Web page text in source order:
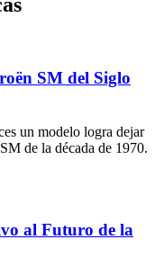
SM del Siglo
un modelo logra dejar
de la década de 1970.
al Futuro de la